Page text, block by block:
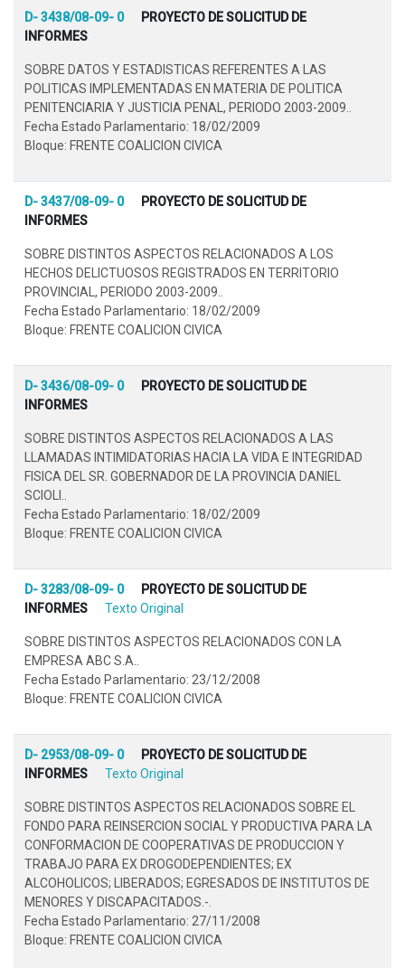
D- 3438/08-09- 0
PROYECTO DE SOLICITUD DE
INFORMES
SOBRE DATOS Y ESTADISTICAS REFERENTES A LAS
POLITICAS IMPLEMENTADAS EN MATERIA DE POLITICA
PENITENCIARIA Y JUSTICIA PENAL, PERIODO 2003-2009..
Fecha Estado Parlamentario: 18/02/2009
Bloque: FRENTE COALICION CIVICA
D- 3437/08-09- 0
PROYECTO DE SOLICITUD DE
INFORMES
SOBRE DISTINTOS ASPECTOS RELACIONADOS A LOS
HECHOS DELICTUOSOS REGISTRADOS EN TERRITORIO
PROVINCIAL, PERIODO 2003-2009..
Fecha Estado Parlamentario: 18/02/2009
Bloque: FRENTE COALICION CIVICA
D- 3436/08-09- 0
PROYECTO DE SOLICITUD DE
INFORMES
SOBRE DISTINTOS ASPECTOS RELACIONADOS A LAS
LLAMADAS INTIMIDATORIAS HACIA LA VIDA E INTEGRIDAD
FISICA DEL SR. GOBERNADOR DE LA PROVINCIA DANIEL
SCIOLI..
Fecha Estado Parlamentario: 18/02/2009
Bloque: FRENTE COALICION CIVICA
D- 3283/08-09- 0
PROYECTO DE SOLICITUD DE
INFORMES
Texto Original
SOBRE DISTINTOS ASPECTOS RELACIONADOS CON LA
EMPRESA ABC S.A..
Fecha Estado Parlamentario: 23/12/2008
Bloque: FRENTE COALICION CIVICA
D- 2953/08-09- 0
PROYECTO DE SOLICITUD DE
INFORMES
Texto Original
SOBRE DISTINTOS ASPECTOS RELACIONADOS SOBRE EL
FONDO PARA REINSERCION SOCIAL Y PRODUCTIVA PARA LA
CONFORMACION DE COOPERATIVAS DE PRODUCCION Y
TRABAJO PARA EX DROGODEPENDIENTES; EX
ALCOHOLICOS; LIBERADOS; EGRESADOS DE INSTITUTOS DE
MENORES Y DISCAPACITADOS.-.
Fecha Estado Parlamentario: 27/11/2008
Bloque: FRENTE COALICION CIVICA